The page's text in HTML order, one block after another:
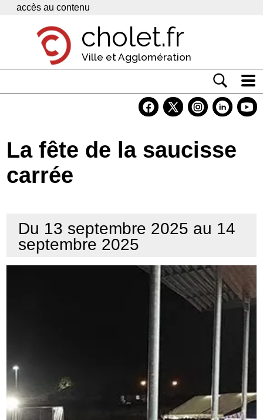
Panneau de gestion des cookies
accès au contenu
cholet.fr
Ville et Agglomération
Economie
Services
La fête de la saucisse
carrée
Du 13 septembre 2025 au 14
septembre 2025